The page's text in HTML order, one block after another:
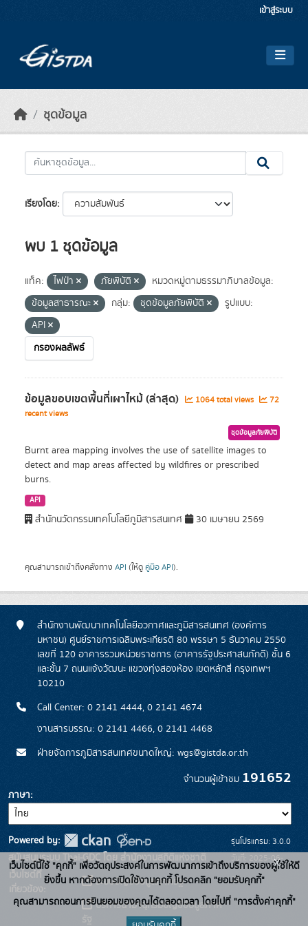
เข้าสู่ระบบ
ชุดข้อมูล
เรียงโดย
พบ 1 ชุดข้อมูล
แท็ค: ไฟป่า ภัยพิบัติ
หมวดหมู่ตามธรรมาภิบาลข้อมูล:
ข้อมูลสาธารณะ
กลุ่ม: ชุดข้อมูลภัยพิบัติ
รูปแบบ:
API
กรองผลลัพธ์
ข้อมูลขอบเขตพื้นที่เผาไหม้ (ล่าสุด) 1064 total views
72
recent views
ชุดข้อมูลภัยพิบัติ
Burnt area mapping involves the use of satellite images to
detect and map areas affected by wildfires or prescribed
burns.
API
สำนักนวัตกรรมเทคโนโลยีภูมิสารสนเทศ 30 เมษายน 2569
คุณสามารถเข้าถึงคลังทาง API (ให้ดู คู่มือ API).
สำนักงานพัฒนาเทคโนโลยีอวกาศและภูมิสารสนเทศ (องค์การ
มหาชน) ศูนย์ราชการเฉลิมพระเกียรติ 80 พรรษา 5 ธันวาคม 2550
เลขที่ 120 อาคารรวมหน่วยราชการ (อาคารรัฐประศาสนภักดี) ชั้น 6
และชั้น 7 ถนนแจ้งวัฒนะ แขวงทุ่งสองห้อง เขตหลักสี่ กรุงเทพฯ
10210
Call Center: 0 2141 4444, 0 2141 4674
งานสารบรรณ: 0 2141 4466, 0 2141 4468
ฝ่ายจัดการภูมิสารสนเทศขนาดใหญ่: wgs@gistda.or.th
จำนวนผู้เข้าชม 191652
ภาษา
Powered by:
สนับสนุนระบบ Thai-GDC โดย สำนักงานสถิติแห่งชาติ
เว็บไซต์ที่
เกี่ยวข้อง:
ระบบบัญชีข้อมูลภาครัฐ
บริการนามานุกรมบัญชีข้อมูลภาค
รุ่นโปรแกรม: 3.0.0
วันที่: 2025-06-
26
เว็บไซต์นี้ใช้ "คุกกี้" เพื่อวัตถุประสงค์ในการพัฒนาการเข้าถึงบริการของผู้ใช้ให้ดี
ยิ่งขึ้น หากต้องการเปิดใช้งานคุกกี้ โปรดคลิก "ยอมรับคุกกี้"
คุณสามารถถอนการยินยอมของคุณได้ตลอดเวลา โดยไปที่ "การตั้งค่าคุกกี้"
x